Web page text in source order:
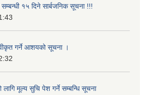
१५ दिने सार्बजनिक सूचना !!!
गर्ने आशयको सूचना ।
लागि मूल्य सुचि पेश गर्ने सम्बन्धि सूचना